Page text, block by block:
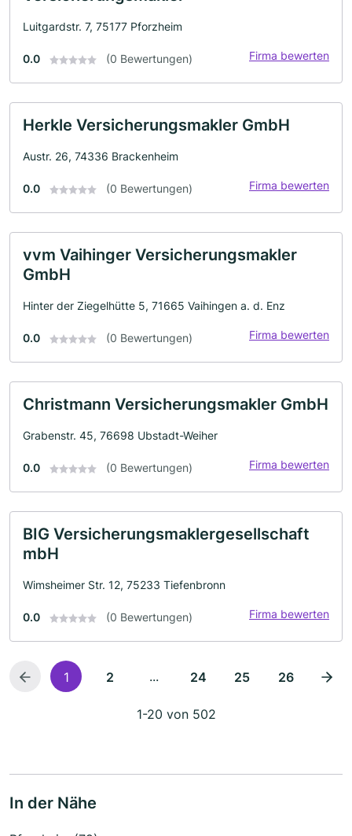
Luitgardstr. 7, 75177 Pforzheim
0.0 (0 Bewertungen) Firma bewerten
Herkle Versicherungsmakler GmbH
Austr. 26, 74336 Brackenheim
0.0 (0 Bewertungen) Firma bewerten
vvm Vaihinger Versicherungsmakler
GmbH
Hinter der Ziegelhütte 5, 71665 Vaihingen a. d. Enz
0.0 (0 Bewertungen) Firma bewerten
Christmann Versicherungsmakler GmbH
Grabenstr. 45, 76698 Ubstadt-Weiher
0.0 (0 Bewertungen) Firma bewerten
BIG Versicherungsmaklergesellschaft
mbH
Wimsheimer Str. 12, 75233 Tiefenbronn
0.0 (0 Bewertungen) Firma bewerten
1 2 ... 24 25 26
1-20 von 502
In der Nähe